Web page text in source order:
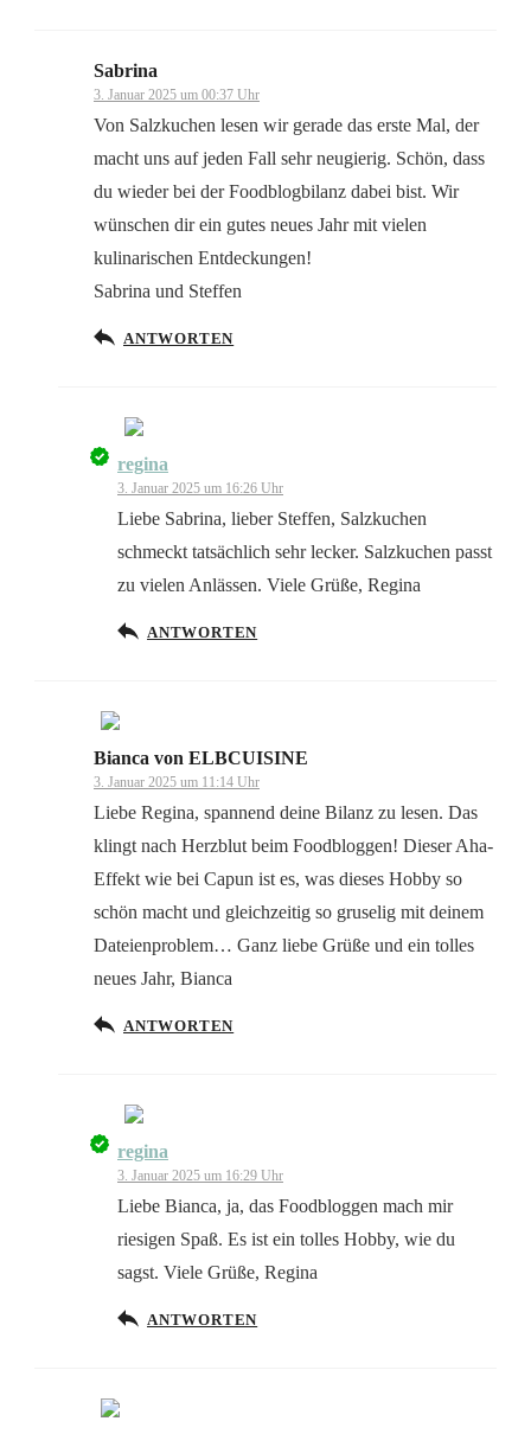
Sabrina
3. Januar 2025 um 00:37 Uhr
Von Salzkuchen lesen wir gerade das erste Mal, der
macht uns auf jeden Fall sehr neugierig. Schön, dass
du wieder bei der Foodblogbilanz dabei bist. Wir
wünschen dir ein gutes neues Jahr mit vielen
kulinarischen Entdeckungen!
Sabrina und Steffen
ANTWORTEN
Das „Echte-Person“-Abzeichen!
Anti-Spam von CleanTalk
regina
3. Januar 2025 um 16:26 Uhr
Liebe Sabrina, lieber Steffen, Salzkuchen
schmeckt tatsächlich sehr lecker. Salzkuchen passt
zu vielen Anlässen. Viele Grüße, Regina
ANTWORTEN
Das „Echte-Person“-Abzeichen!
Anti-Spam von CleanTalk
Bianca von ELBCUISINE
3. Januar 2025 um 11:14 Uhr
Liebe Regina, spannend deine Bilanz zu lesen. Das
klingt nach Herzblut beim Foodbloggen! Dieser Aha-
Effekt wie bei Capun ist es, was dieses Hobby so
schön macht und gleichzeitig so gruselig mit deinem
Dateienproblem… Ganz liebe Grüße und ein tolles
neues Jahr, Bianca
ANTWORTEN
Das „Echte-Person“-Abzeichen!
Anti-Spam von CleanTalk
regina
3. Januar 2025 um 16:29 Uhr
Liebe Bianca, ja, das Foodbloggen mach mir
riesigen Spaß. Es ist ein tolles Hobby, wie du
sagst. Viele Grüße, Regina
ANTWORTEN